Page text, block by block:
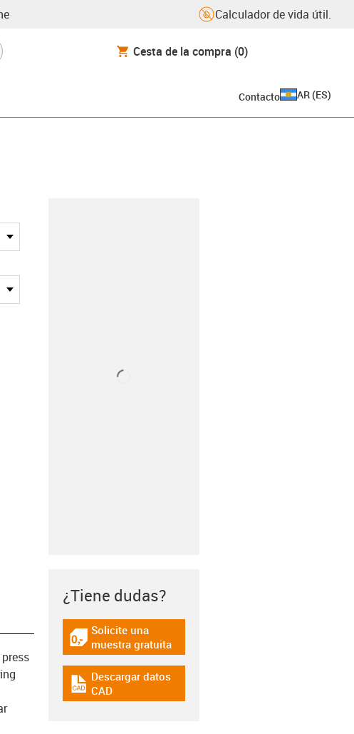
Calculador de vida útil.
Cesta de la compra (0)
Contacto AR (ES)
¿Tiene dudas?
igus-icon-gratismuster
Solicite una
muestra gratuita
igus-icon-cad-dateien
Descargar datos
CAD